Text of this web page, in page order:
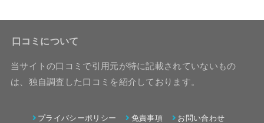
口コミについて
当サイトの口コミで引用元が特に記載されていないもの
は、独自調査した口コミを紹介しております。
プライバシーポリシー 免責事項 お問い合わせ